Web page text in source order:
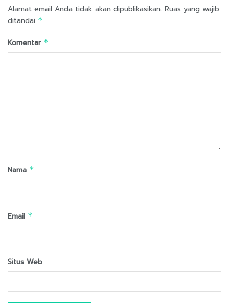
Alamat email Anda tidak akan dipublikasikan. Ruas yang wajib
ditandai *
Komentar *
Nama *
Email *
Situs Web